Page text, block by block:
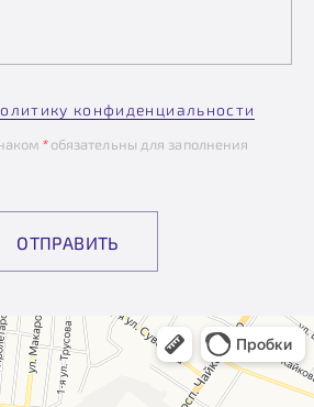
конфиденциальности
*обязательны для заполнения
ОТПРАВИТЬ